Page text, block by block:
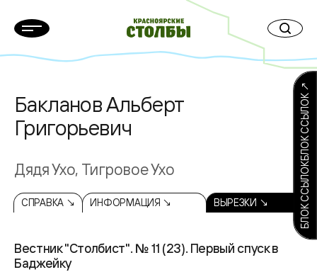
Бакланов Альберт
Григорьевич
Дядя Ухо, Тигровое Ухо
СПРАВКА ↘ ИНФОРМАЦИЯ ↘ ВЫРЕЗКИ ↘
Вестник "Столбист". № 11 (23). Первый спуск в
Баджейку
БЛОК ССЫЛОКБЛОК ССЫЛОК ↗